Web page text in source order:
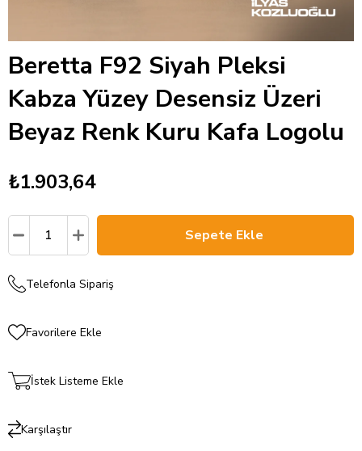
Beretta F92 Siyah Pleksi
Kabza Yüzey Desensiz Üzeri
Beyaz Renk Kuru Kafa Logolu
₺1.903,64
Telefonla Sipariş
Favorilere Ekle
İstek Listeme Ekle
Karşılaştır